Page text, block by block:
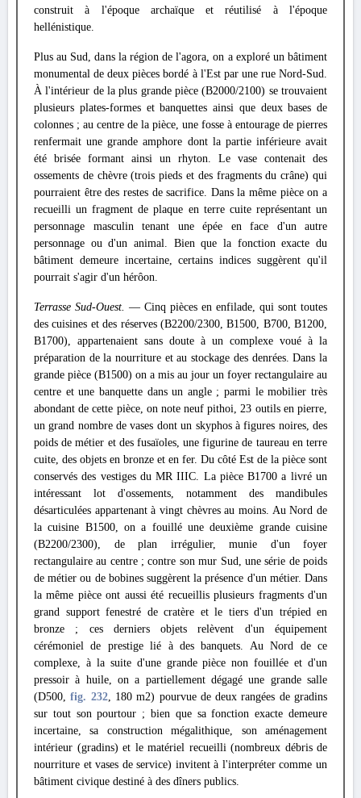
construit à l'époque archaïque et réutilisé à l'époque
hellénistique.
Plus au Sud, dans la région de l'agora, on a exploré un bâtiment
monumental de deux pièces bordé à l'Est par une rue Nord-Sud.
À l'intérieur de la plus grande pièce (B2000/2100) se trouvaient
plusieurs plates-formes et banquettes ainsi que deux bases de
colonnes ; au centre de la pièce, une fosse à entourage de pierres
renfermait une grande amphore dont la partie inférieure avait
été brisée formant ainsi un rhyton. Le vase contenait des
ossements de chèvre (trois pieds et des fragments du crâne) qui
pourraient être des restes de sacrifice. Dans la même pièce on a
recueilli un fragment de plaque en terre cuite représentant un
personnage masculin tenant une épée en face d'un autre
personnage ou d'un animal. Bien que la fonction exacte du
bâtiment demeure incertaine, certains indices suggèrent qu'il
pourrait s'agir d'un hérôon.
Terrasse Sud-Ouest. — Cinq pièces en enfilade, qui sont toutes
des cuisines et des réserves (B2200/2300, B1500, B700, B1200,
B1700), appartenaient sans doute à un complexe voué à la
préparation de la nourriture et au stockage des denrées. Dans la
grande pièce (B1500) on a mis au jour un foyer rectangulaire au
centre et une banquette dans un angle ; parmi le mobilier très
abondant de cette pièce, on note neuf pithoi, 23 outils en pierre,
un grand nombre de vases dont un skyphos à figures noires, des
poids de métier et des fusaïoles, une figurine de taureau en terre
cuite, des objets en bronze et en fer. Du côté Est de la pièce sont
conservés des vestiges du MR IIIC. La pièce Β1700 a livré un
intéressant lot d'ossements, notamment des mandibules
désarticulées appartenant à vingt chèvres au moins. Au Nord de
la cuisine Β1500, on a fouillé une deuxième grande cuisine
(B2200/2300), de plan irrégulier, munie d'un foyer
rectangulaire au centre ; contre son mur Sud, une série de poids
de métier ou de bobines suggèrent la présence d'un métier. Dans
la même pièce ont aussi été recueillis plusieurs fragments d'un
grand support fenestré de cratère et le tiers d'un trépied en
bronze ; ces derniers objets relèvent d'un équipement
cérémoniel de prestige lié à des banquets. Au Nord de ce
complexe, à la suite d'une grande pièce non fouillée et d'un
pressoir à huile, on a partiellement dégagé une grande salle
(D500,fig. 232, 180 m2) pourvue de deux rangées de gradins
sur tout son pourtour ; bien que sa fonction exacte demeure
incertaine, sa construction mégalithique, son aménagement
intérieur (gradins) et le matériel recueilli (nombreux débris de
nourriture et vases de service) invitent à l'interpréter comme un
bâtiment civique destiné à des dîners publics.